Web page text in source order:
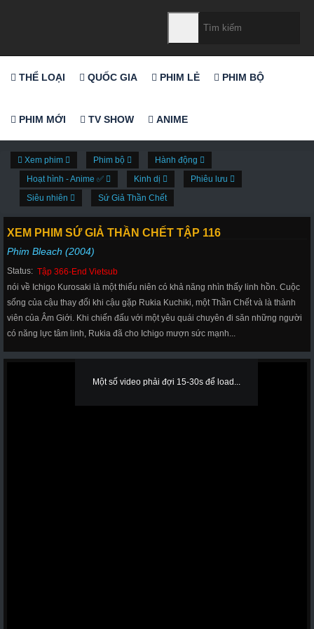
THỂ LOẠI QUỐC GIA PHIM LẺ PHIM BỘ
PHIM MỚI TV SHOW ANIME
Xem phim Phim bộ
Hành động
Hoạt hình - Anime ✅
Kinh dị
Phiêu lưu
Siêu nhiên
Sứ Giả Thần Chết
XEM PHIM SỨ GIẢ THẦN CHẾT TẬP 116
Phim Bleach (2004)
Status: Tập 366-End Vietsub
nói về Ichigo Kurosaki là một thiếu niên có khả năng nhìn thấy linh hồn. Cuộc
sống của cậu thay đổi khi cậu gặp Rukia Kuchiki, một Thần Chết và là thành
viên của Âm Giới. Khi chiến đấu với một yêu quái chuyên đi săn những người
có năng lực tâm linh, Rukia đã cho Ichigo mượn sức mạnh...
Một số video phải đợi 15-30s để load...